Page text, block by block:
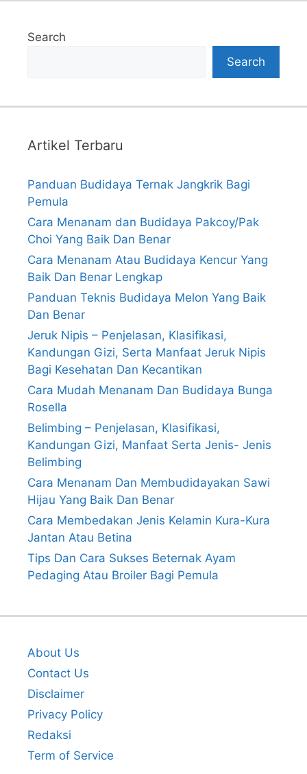
Search
Search
Artikel Terbaru
Panduan Budidaya Ternak Jangkrik Bagi
Pemula
Cara Menanam dan Budidaya Pakcoy/Pak
Choi Yang Baik Dan Benar
Cara Menanam Atau Budidaya Kencur Yang
Baik Dan Benar Lengkap
Panduan Teknis Budidaya Melon Yang Baik
Dan Benar
Jeruk Nipis – Penjelasan, Klasifikasi,
Kandungan Gizi, Serta Manfaat Jeruk Nipis
Bagi Kesehatan Dan Kecantikan
Cara Mudah Menanam Dan Budidaya Bunga
Rosella
Belimbing – Penjelasan, Klasifikasi,
Kandungan Gizi, Manfaat Serta Jenis- Jenis
Belimbing
Cara Menanam Dan Membudidayakan Sawi
Hijau Yang Baik Dan Benar
Cara Membedakan Jenis Kelamin Kura-Kura
Jantan Atau Betina
Tips Dan Cara Sukses Beternak Ayam
Pedaging Atau Broiler Bagi Pemula
About Us
Contact Us
Disclaimer
Privacy Policy
Redaksi
Term of Service